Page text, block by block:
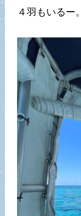
４羽もいるー。